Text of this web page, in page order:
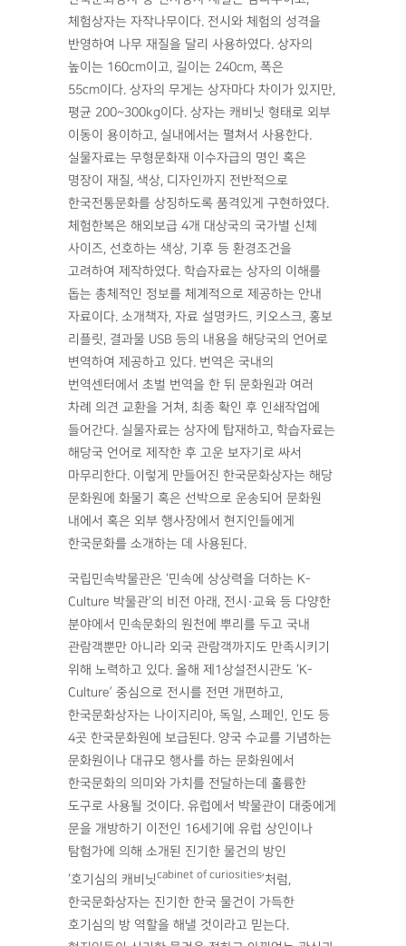
체험상자는 자작나무이다. 전시와 체험의 성격을
반영하여 나무 재질을 달리 사용하였다. 상자의
높이는 160cm이고, 길이는 240cm, 폭은
55cm이다. 상자의 무게는 상자마다 차이가 있지만,
평균 200~300kg이다. 상자는 캐비닛 형태로 외부
이동이 용이하고, 실내에서는 펼쳐서 사용한다.
실물자료는 무형문화재 이수자급의 명인 혹은
명장이 재질, 색상, 디자인까지 전반적으로
한국전통문화를 상징하도록 품격있게 구현하였다.
체험한복은 해외보급 4개 대상국의 국가별 신체
사이즈, 선호하는 색상, 기후 등 환경조건을
고려하여 제작하였다. 학습자료는 상자의 이해를
돕는 총체적인 정보를 체계적으로 제공하는 안내
자료이다. 소개책자, 자료 설명카드, 키오스크, 홍보
리플릿, 결과물 USB 등의 내용을 해당국의 언어로
변역하여 제공하고 있다. 번역은 국내의
번역센터에서 초벌 번역을 한 뒤 문화원과 여러
차례 의견 교환을 거쳐, 최종 확인 후 인쇄작업에
들어간다. 실물자료는 상자에 탑재하고, 학습자료는
해당국 언어로 제작한 후 고운 보자기로 싸서
마무리한다. 이렇게 만들어진 한국문화상자는 해당
문화원에 화물기 혹은 선박으로 운송되어 문화원
내에서 혹은 외부 행사장에서 현지인들에게
한국문화를 소개하는 데 사용된다.
국립민속박물관은 ‘민속에 상상력을 더하는 K-
Culture 박물관’의 비전 아래, 전시·교육 등 다양한
분야에서 민속문화의 원천에 뿌리를 두고 국내
관람객뿐만 아니라 외국 관람객까지도 만족시키기
위해 노력하고 있다. 올해 제1상설전시관도 ‘K-
Culture’ 중심으로 전시를 전면 개편하고,
한국문화상자는 나이지리아, 독일, 스페인, 인도 등
4곳 한국문화원에 보급된다. 양국 수교를 기념하는
문화원이나 대규모 행사를 하는 문화원에서
한국문화의 의미와 가치를 전달하는데 훌륭한
도구로 사용될 것이다. 유럽에서 박물관이 대중에게
문을 개방하기 이전인 16세기에 유럽 상인이나
탐험가에 의해 소개된 진기한 물건의 방인
‘호기심의 캐비닛cabinet of curiosities’처럼,
한국문화상자는 진기한 한국 물건이 가득한
호기심의 방 역할을 해낼 것이라고 믿는다.